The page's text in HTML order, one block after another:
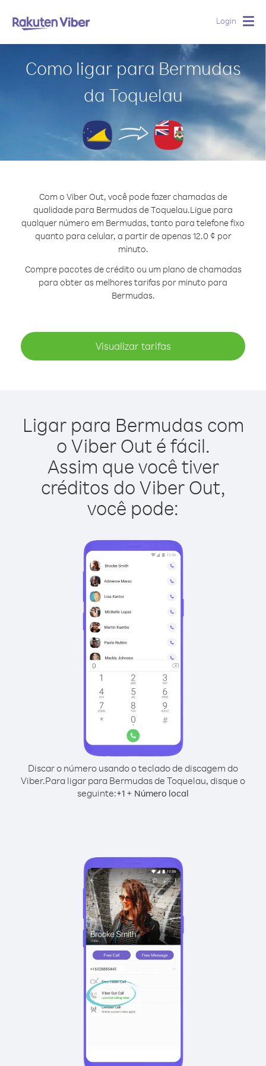
Login
Como ligar para Bermudas
da Toquelau
Com o Viber Out, você pode fazer chamadas de
qualidade para Bermudas de Toquelau.Ligue para
qualquer número em Bermudas, tanto para telefone fixo
quanto para celular, a partir de apenas 12.0 ¢ por
minuto.
Compre pacotes de crédito ou um plano de chamadas
para obter as melhores tarifas por minuto para
Bermudas.
Visualizar tarifas
Ligar para Bermudas com
o Viber Out é fácil.
Assim que você tiver
créditos do Viber Out,
você pode:
Discar o número usando o teclado de discagem do
Viber.Para ligar para Bermudas de Toquelau, disque o
seguinte:+1 + Número local